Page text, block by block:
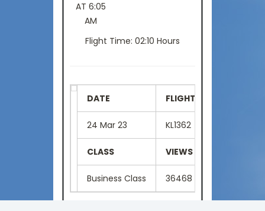
AT 6:05
AM
Flight Time: 02:10 Hours
DATE FLIGHT NUMBER
24 Mar 23 KL1362
CLASS VIEWS
Business Class 36468